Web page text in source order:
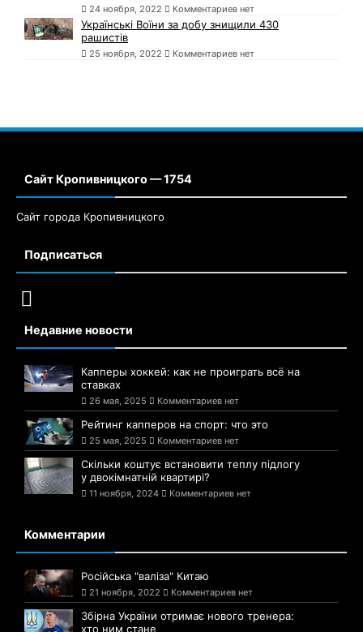
24 ноября, 2022 Комментариев нет
Українські Воїни за добу знищили 430
рашистів
25 ноября, 2022 Комментариев нет
Сайт Кропивницкого — 1754
Сайт города Кропивницкого
Подписаться
Недавние новости
Капперы хоккей: как не проиграть всё на
ставках
26 мая, 2025 Комментариев нет
Рейтинг капперов на спорт: что это
25 мая, 2025 Комментариев нет
Скільки коштує встановити теплу підлогу
у двокімнатній квартирі?
11 ноября, 2024 Комментариев нет
Комментарии
Російська "валіза" Китаю
21 ноября, 2022 Комментариев нет
Збірна України отримає нового тренера:
хто ним стане